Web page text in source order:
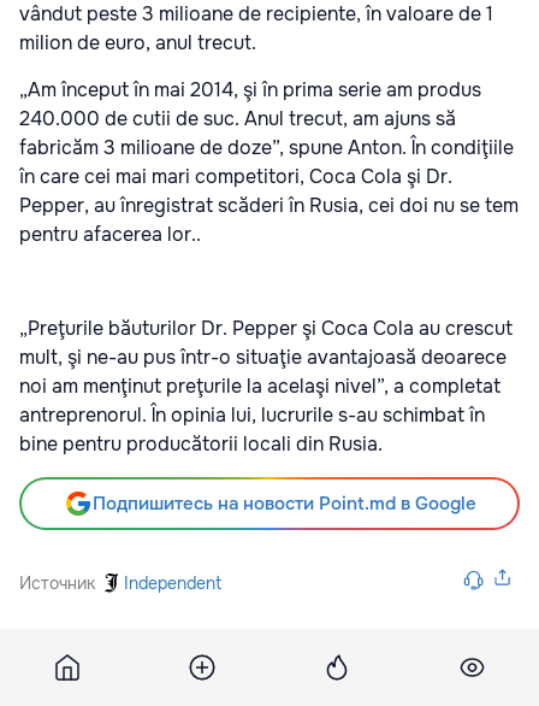
vândut peste 3 milioane de recipiente, în valoare de 1
milion de euro, anul trecut.
„Am început în mai 2014, şi în prima serie am produs
240.000 de cutii de suc. Anul trecut, am ajuns să
fabricăm 3 milioane de doze”, spune Anton. În condiţiile
în care cei mai mari competitori, Coca Cola şi Dr.
Pepper, au înregistrat scăderi în Rusia, cei doi nu se tem
pentru afacerea lor..
„Preţurile băuturilor Dr. Pepper şi Coca Cola au crescut
mult, şi ne-au pus într-o situaţie avantajoasă deoarece
noi am menţinut preţurile la acelaşi nivel”, a completat
antreprenorul. În opinia lui, lucrurile s-au schimbat în
bine pentru producătorii locali din Rusia.
Подпишитесь на новости Point.md в Google
Источник Independent